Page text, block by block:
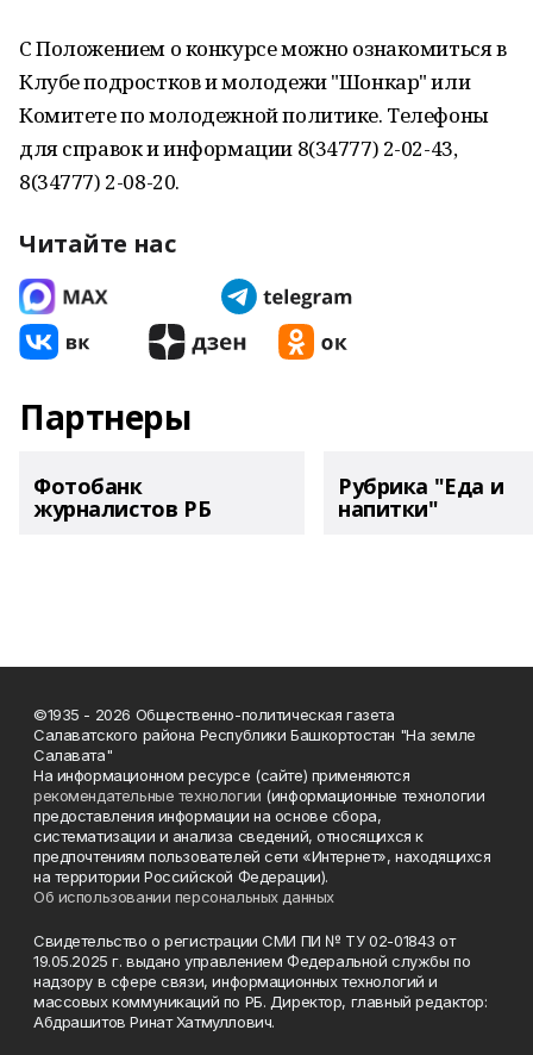
С Положением о конкурсе можно ознакомиться в
Клубе подростков и молодежи "Шонкар" или
Комитете по молодежной политике. Телефоны
для справок и информации 8(34777) 2-02-43,
8(34777) 2-08-20.
Читайте нас
Партнеры
Фотобанк
журналистов РБ
Рубрика "Еда и
напитки"
©1935 - 2026 Общественно-политическая газета
Салаватского района Республики Башкортостан "На земле
Салавата"
На информационном ресурсе (сайте) применяются
рекомендательные технологии (информационные технологии
предоставления информации на основе сбора,
систематизации и анализа сведений, относящихся к
предпочтениям пользователей сети «Интернет», находящихся
на территории Российской Федерации).
Об использовании персональных данных
Свидетельство о регистрации СМИ ПИ № ТУ 02-01843 от
19.05.2025 г. выдано управлением Федеральной службы по
надзору в сфере связи, информационных технологий и
массовых коммуникаций по РБ. Директор, главный редактор:
Абдрашитов Ринат Хатмуллович.